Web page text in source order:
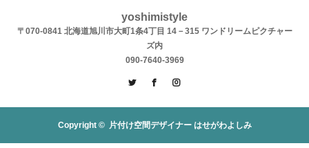
yoshimistyle
〒070-0841 北海道旭川市大町1条4丁目 14－315 ワンドリームピクチャー
ズ内
090-7640-3969
Twitter Facebook
Copyright © 片付け空間デザイナー はせがわよしみ